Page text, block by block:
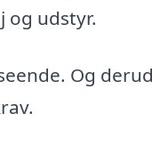
udstyr.
Og